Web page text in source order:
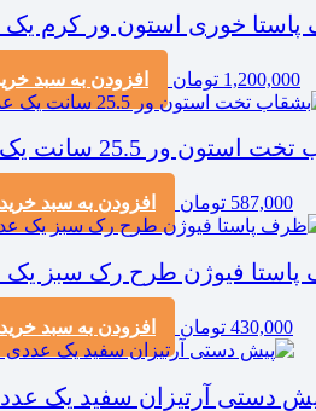
خوری استون ور کرم یک
1,200,000 تومان افزودن به سبد
ور 25.5 سانت یک عددی ایلا
587,000 تومان افزودن به سبد خرید
فیوژن طرح رک سبز یک
430,000 تومان افزودن به سبد خرید
دستی آرتیزان سفید یک